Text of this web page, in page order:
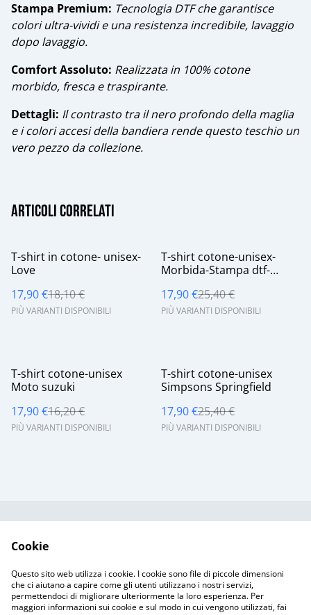
​Stampa Premium: Tecnologia DTF che garantisce
colori ultra-vividi e una resistenza incredibile, lavaggio
dopo lavaggio.
​Comfort Assoluto: Realizzata in 100% cotone
morbido, fresca e traspirante.
​Dettagli: Il contrasto tra il nero profondo della maglia
e i colori accesi della bandiera rende questo teschio un
vero pezzo da collezione.
Articoli correlati
%
T-shirt in cotone- unisex-
Love
17,90 €18,10 €
PIÙ VARIANTI DISPONIBILI
%
T-shirt cotone-unisex-
Morbida-Stampa dtf-
17,90 €25,40 €
PIÙ VARIANTI DISPONIBILI
%
T-shirt cotone-unisex
Moto suzuki
17,90 €16,20 €
PIÙ VARIANTI DISPONIBILI
%
T-shirt cotone-unisex
Simpsons Springfield
17,90 €25,40 €
PIÙ VARIANTI DISPONIBILI
privacy
Resi & Spedizioni
Cookie
Questo sito web utilizza i cookie. I cookie sono file di piccole dimensioni
che ci aiutano a capire come gli utenti utilizzano i nostri servizi,
permettendoci di migliorare ulteriormente la loro esperienza. Per
maggiori informazioni sui cookie e sul modo in cui vengono utilizzati, fai